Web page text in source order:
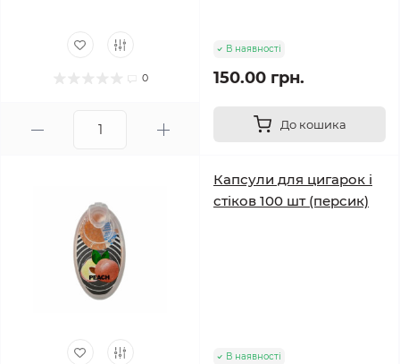
0
В наявності
150.00 грн.
До кошика
Капсули для цигарок і
стіков 100 шт (персик)
В наявності